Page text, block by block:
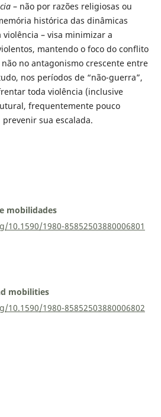
– não por razões religiosas ou
histórica das dinâmicas
– visa minimizar a
mantendo o foco do conflito
no antagonismo crescente entre
nos períodos de “não-guerra”,
toda violência (inclusive
frequentemente pouco
sua escalada.
mobilidades
1980-85852503880006801
mobilities
1980-85852503880006802